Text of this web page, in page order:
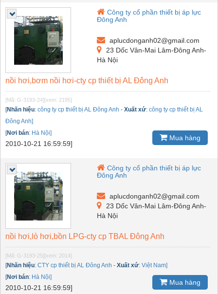
Công ty cổ phần thiết bị áp lực
Đông Anh
aplucdonganh02@gmail.com
23 Dốc Vân-Mai Lâm-Đông Anh-
Hà Nội
nồi hơi,bơm nồi hơi-cty cp thiết bị AL Đông Anh
[Mã: G-3193-24] [xem: 2195]
[Nhãn hiệu: công ty cp thiết bị AL Đông Anh - Xuất xứ: công ty cp thiết bị AL
Đông Anh]
[Nơi bán: Hà Nội]
2010-10-21 16:59:59]
Mua hàng
Công ty cổ phần thiết bị áp lực
Đông Anh
aplucdonganh02@gmail.com
23 Dốc Vân-Mai Lâm-Đông Anh-
Hà Nội
nồi hơi,lò hơi,bồn LPG-cty cp TBAL Đông Anh
[Mã: G-3193-25] [xem: 2014]
[Nhãn hiệu: CTY cp thiết bị AL Đông Anh - Xuất xứ: Việt Nam]
[Nơi bán: Hà Nội]
2010-10-21 16:59:59]
Mua hàng